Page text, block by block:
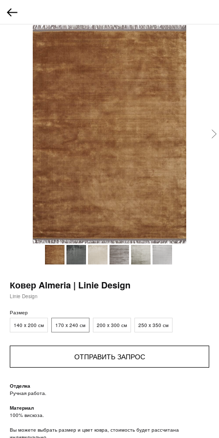
Ковер Almeria | Linie Design
Linie Design
Размер
140 x 200 см
170 x 240 см 200 x 300 см 250 x 350 см
ОТПРАВИТЬ ЗАПРОС
Отделка
Ручная работа.
Материал
100% вискоза.
Вы можете выбрать размер и цвет ковра, стоимость будет рассчитана